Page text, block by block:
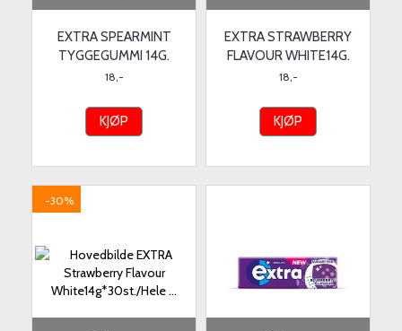
EXTRA SPEARMINT
TYGGEGUMMI 14G.
18,-
KJØP
EXTRA STRAWBERRY
FLAVOUR WHITE14G.
18,-
KJØP
-30%